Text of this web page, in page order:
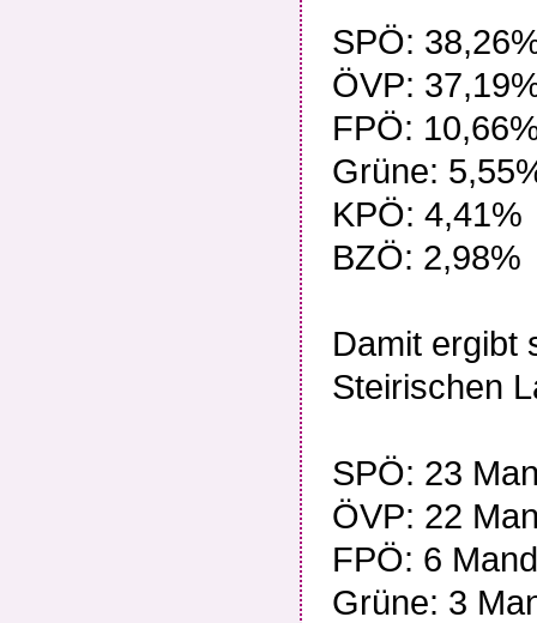
SPÖ:
ÖVP:
FPÖ:
Grüne:
KPÖ: 4,41%
BZÖ: 2,98%
Damit ergibt
Steirischen
SPÖ: 23
ÖVP: 22
FPÖ: 6
Grüne: 3